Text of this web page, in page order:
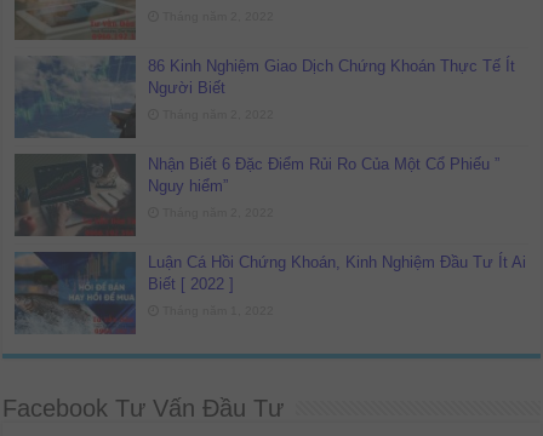
86 Kinh Nghiệm Giao Dịch Chứng Khoán Thực Tế Ít
Người Biết
Nhận Biết 6 Đặc Điểm Rủi Ro Của Một Cổ Phiếu ”
Nguy hiểm”
Luận Cá Hồi Chứng Khoán, Kinh Nghiệm Đầu Tư Ít Ai
Biết [ 2022 ]
Facebook Tư Vấn Đầu Tư